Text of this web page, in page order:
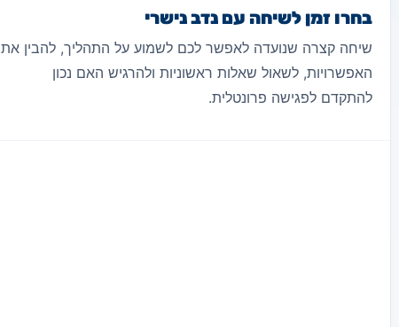
בחרו זמן לשיחה עם נדב נישרי
שיחה קצרה שנועדה לאפשר לכם לשמוע על התהליך, להבין את
האפשרויות, לשאול שאלות ראשוניות ולהרגיש האם נכון
להתקדם לפגישה פרונטלית.